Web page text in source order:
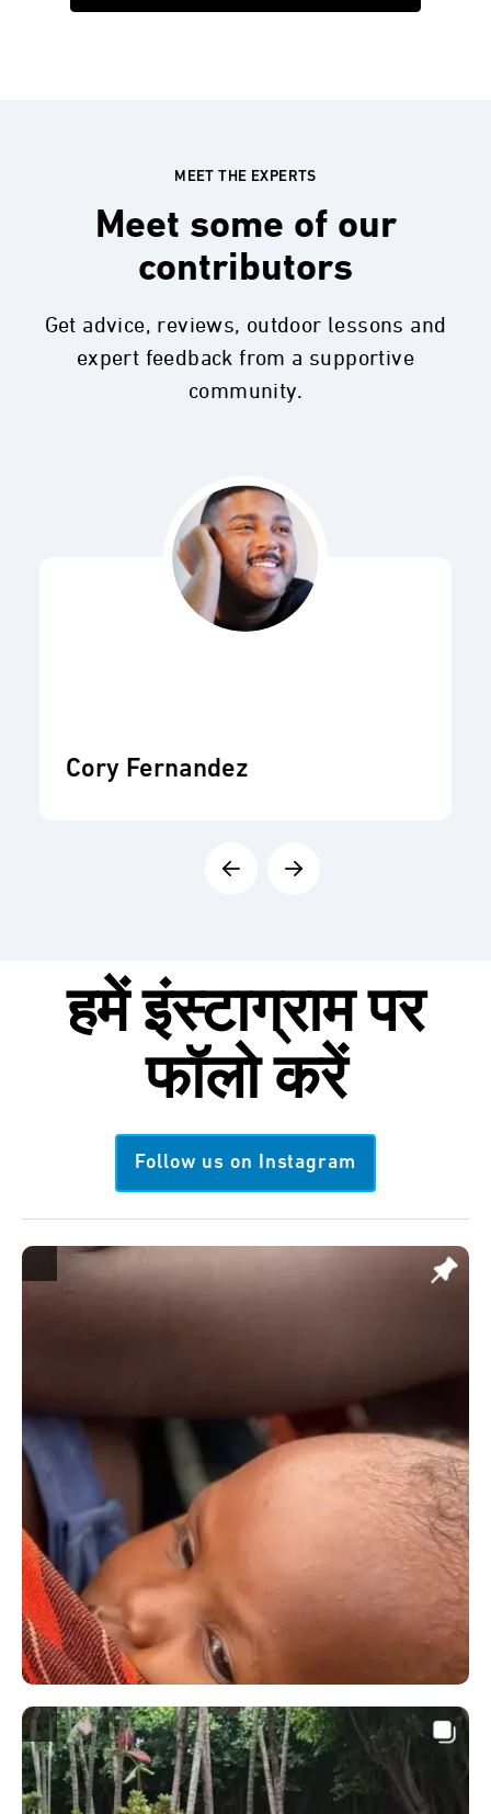
MEET THE EXPERTS
Meet some of our
contributors
Get advice, reviews, outdoor lessons and
expert feedback from a supportive
community.
Cory Fernandez
हमेंइंस्टाग्रामपर
फॉलो करें
Follow us on Instagram